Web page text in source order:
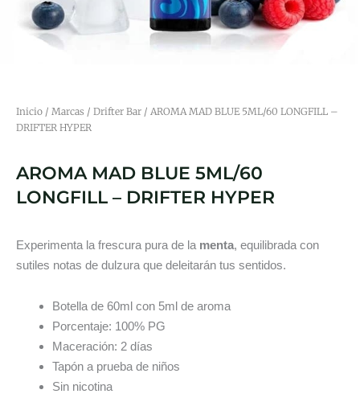
Inicio / Marcas / Drifter Bar / AROMA MAD BLUE 5ML/60 LONGFILL –
DRIFTER HYPER
AROMA MAD BLUE 5ML/60
LONGFILL – DRIFTER HYPER
Experimenta la frescura pura de la menta, equilibrada con
sutiles notas de dulzura que deleitarán tus sentidos.
Botella de 60ml con 5ml de aroma
Porcentaje: 100% PG
Maceración: 2 días
Tapón a prueba de niños
Sin nicotina